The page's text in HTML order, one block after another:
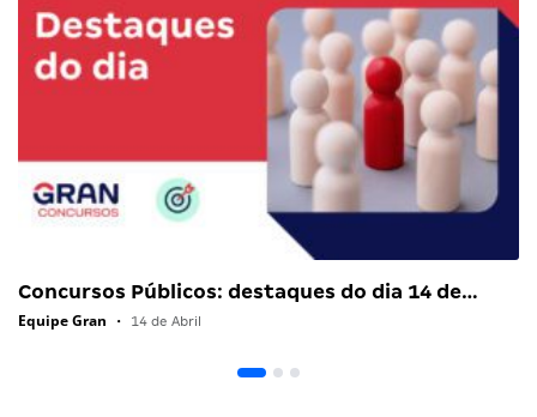
Concursos Públicos: destaques do dia 14 de…
Equipe Gran • 14 de Abril